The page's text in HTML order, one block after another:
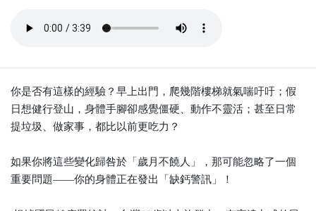
你是否有這樣的經驗？早上出門，爬幾階樓梯就氣喘吁吁；假
日想健行登山，身體手腳卻感覺僵硬、動作不靈活；甚至日常
提垃圾、做家事，都比以前更吃力？
如果你將這些變化歸咎於「歲月不饒人」，那可能忽略了一個
重要問題——你的身體正在發出「缺鈣警訊」！